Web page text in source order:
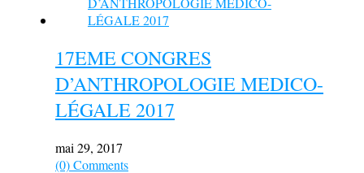
17EME CONGRES
D’ANTHROPOLOGIE MEDICO-
LÉGALE 2017
mai 29, 2017
(0) Comments